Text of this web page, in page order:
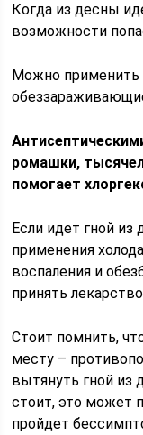
Когда из десны
возможности
Можно
ромашки,
помогает
Если идет гной из
применения
воспаления и
принять
Стоит помнить,
месту –
вытянуть гной из
стоит, это может
пройдет